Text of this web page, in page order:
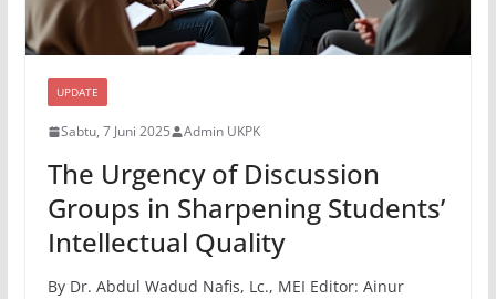
UPDATE
Sabtu, 7 Juni 2025 Admin UKPK
The Urgency of Discussion
Groups in Sharpening Students’
Intellectual Quality
By Dr. Abdul Wadud Nafis, Lc., MEI Editor: Ainur